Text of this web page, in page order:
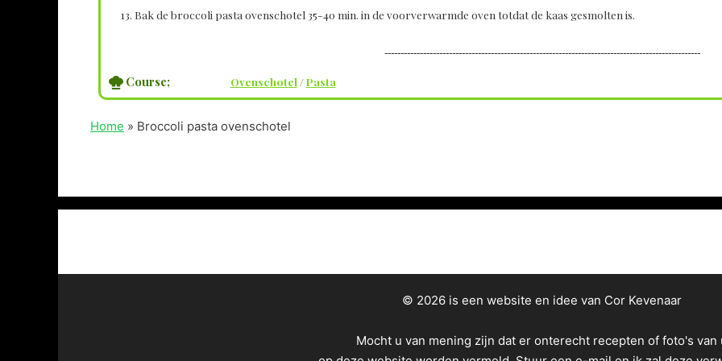
Bak de broccoli pasta ovenschotel 35-40 min. in de voorverwarmde oven totdat de kaas gesmolten is.
--------------------------------------------------------------------------------------------------
Course; Ovenschotel /Pasta
Home » Broccoli pasta ovenschotel
© 2026 is een website en idee van Cor Kevenaar
Mocht u van mening zijn dat er onterecht recepten of foto's van